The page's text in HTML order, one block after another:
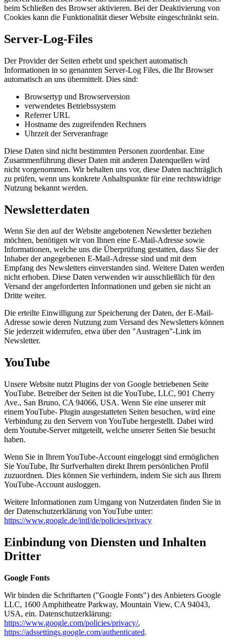
beim Schließen des Browser aktivieren. Bei der Deaktivierung von
Cookies kann die Funktionalität dieser Website eingeschränkt sein.
Server-Log-Files
Der Provider der Seiten erhebt und speichert automatisch
Informationen in so genannten Server-Log Files, die Ihr Browser
automatisch an uns übermittelt. Dies sind:
Browsertyp und Browserversion
verwendetes Betriebssystem
Referrer URL
Hostname des zugreifenden Rechners
Uhrzeit der Serveranfrage
Diese Daten sind nicht bestimmten Personen zuordenbar. Eine
Zusammenführung dieser Daten mit anderen Datenquellen wird
nicht vorgenommen. Wir behalten uns vor, diese Daten nachträglich
zu prüfen, wenn uns konkrete Anhaltspunkte für eine rechtswidrige
Nutzung bekannt werden.
Newsletterdaten
Wenn Sie den auf der Website angebotenen Newsletter beziehen
möchten, benötigen wir von Ihnen eine E-Mail-Adresse sowie
Informationen, welche uns die Überprüfung gestatten, dass Sie der
Inhaber der angegebenen E-Mail-Adresse sind und mit dem
Empfang des Newsletters einverstanden sind. Weitere Daten werden
nicht erhoben. Diese Daten verwenden wir ausschließlich für den
Versand der angeforderten Informationen und geben sie nicht an
Dritte weiter.
Die erteilte Einwilligung zur Speicherung der Daten, der E-Mail-
Adresse sowie deren Nutzung zum Versand des Newsletters können
Sie jederzeit widerrufen, etwa über den "Austragen"-Link im
Newsletter.
YouTube
Unsere Website nutzt Plugins der von Google betriebenen Seite
YouTube. Betreiber der Seiten ist die YouTube, LLC, 901 Cherry
Ave., San Bruno, CA 94066, USA. Wenn Sie eine unserer mit
einem YouTube- Plugin ausgestatteten Seiten besuchen, wird eine
Verbindung zu den Servern von YouTube hergestellt. Dabei wird
dem Youtube-Server mitgeteilt, welche unserer Seiten Sie besucht
haben.
Wenn Sie in Ihrem YouTube-Account eingeloggt sind ermöglichen
Sie YouTube, Ihr Surfverhalten direkt Ihrem persönlichen Profil
zuzuordnen. Dies können Sie verhindern, indem Sie sich aus Ihrem
YouTube-Account ausloggen.
Weitere Informationen zum Umgang von Nutzerdaten finden Sie in
der Datenschutzerklärung von YouTube unter:
https://www.google.de/intl/de/policies/privacy
Einbindung von Diensten und Inhalten
Dritter
Google Fonts
Wir binden die Schriftarten ("Google Fonts") des Anbieters Google
LLC, 1600 Amphitheatre Parkway, Mountain View, CA 94043,
USA, ein. Datenschutzerklärung:
https://www.google.com/policies/privacy/,
https://adssettings.google.com/authenticated.